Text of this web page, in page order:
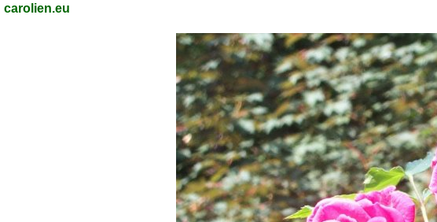
carolien.eu